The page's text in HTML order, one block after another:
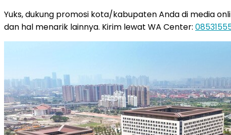
Yuks, dukung promosi kota/kabupaten Anda di media
dan hal menarik lainnya. Kirim lewat WA Center: